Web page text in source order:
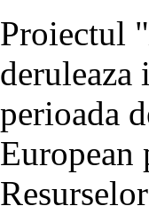
Proiectul "
perioada
European